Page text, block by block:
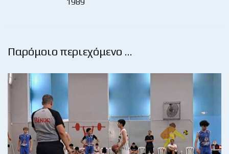
Παρόμοιο περιεχόμενο …